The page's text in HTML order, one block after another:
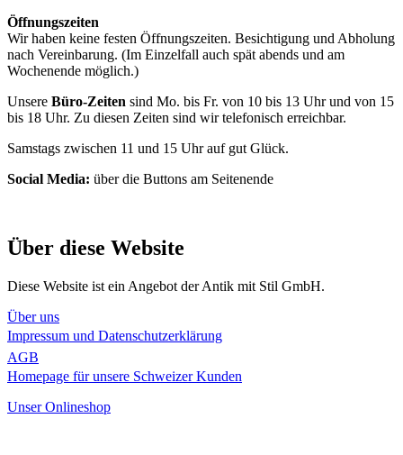
Öffnungszeiten
Wir haben keine festen Öffnungszeiten. Besichtigung und Abholung
nach Vereinbarung. (Im Einzelfall auch spät abends und am
Wochenende möglich.)
Unsere Büro-Zeiten sind Mo. bis Fr. von 10 bis 13 Uhr und von 15
bis 18 Uhr. Zu diesen Zeiten sind wir telefonisch erreichbar.
Samstags zwischen 11 und 15 Uhr auf gut Glück.
Social Media: über die Buttons am Seitenende
Über diese Website
Diese Website ist ein Angebot der Antik mit Stil GmbH.
Über uns
Impressum und Datenschutzerklärung
AGB
Homepage für unsere Schweizer Kunden
Unser Onlineshop